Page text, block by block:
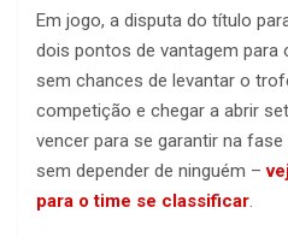
Em jogo, a disputa do título
dois pontos de vantagem para
sem chances de levantar o
competição e chegar a abrir
vencer para se garantir na
sem depender de ninguém –
para o time se classificar.